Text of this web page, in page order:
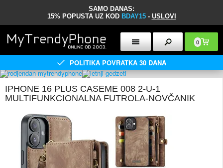
SAMO DANAS:
15% POPUSTA UZ KOD BDAY15 - USLOVI
0
POLITIKA POVRATKA 30 DANA
IPHONE 16 PLUS CASEME 008 2-U-1
MULTIFUNKCIONALNA FUTROLA-NOVČANIK